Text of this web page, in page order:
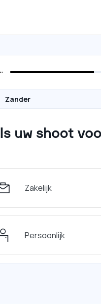
Zander
Is uw shoot
Zakelijk
Persoonlijk